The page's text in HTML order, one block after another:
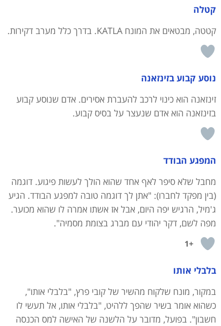
קטלה
קטטה, מבטאים את המונח KATLA. בדרך כלל מערב דקירות.
נוסע קבוע בזינזאנה
זינזאנה הוא כינוי לרכב להעברת אסירים. אדם שנוסע קבוע
בזינזאנה הוא אדם שנעצר על בסיס קבוע.
המפגע הבודד
מחבל שלא סיפר לאף אחד שהוא הולך לעשות פיגוע. דוגמה
(בין מפקד לחברו): "אתן לך דוגמה טובה למפגע הבודד. הגיע
ג'מיל, הרגיש יפה היום, אבל אז אשתו אמרה לו שהוא מכוער.
מפה לשם, דקר יהודי עם מברג בצומת מסמיה".
+1
בלבלי אותו
במקור, מונח שלקוח מהשיר של קובי פרץ, "בלבלי אותו",
כשהוא אומר בשיר שהפך ללהיט, "בלבלי אותו, אל תעשי לו
חשבון". בפועל, מדובר על הלשנה של האישה למס הכנסה